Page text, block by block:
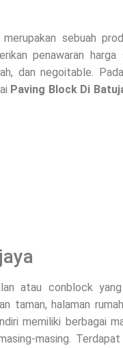
sebuah
penawaran
dan negoitable.
Paving Block Di
atau conblock
taman, halaman
memiliki berbagai
masing.